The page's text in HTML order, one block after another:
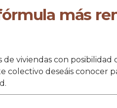
más
viviendas con posibilidad
colectivo deseáis conocer